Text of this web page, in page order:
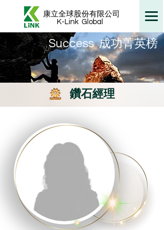
康立全球股份有限公司
K-Link Global
​Success 成功菁英榜
鑽石經理